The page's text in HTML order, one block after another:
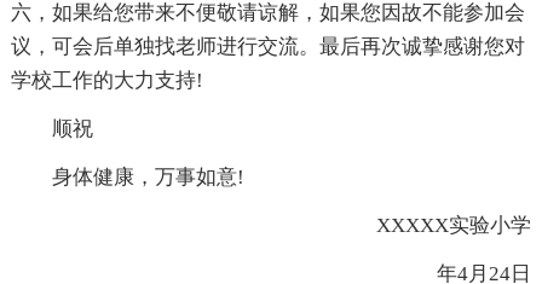
六，如果给您带来不便敬请谅解，如果您因故不能参加会
议，可会后单独找老师进行交流。最后再次诚挚感谢您对
学校工作的大力支持!
顺祝
身体健康，万事如意!
XXXXX实验小学
年4月24日